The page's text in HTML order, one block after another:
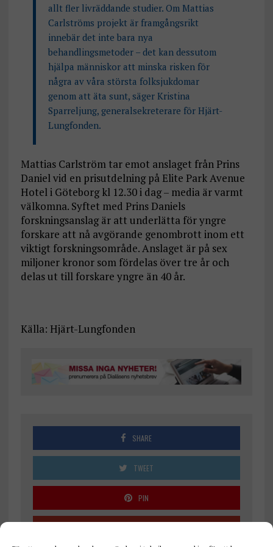
allt fler livräddande studier. Om Mattias
Carlströms projekt är framgångsrikt
innebär det inte bara nya
behandlingsmetoder – det kan dessutom
hjälpa människor att minska risken för
några av våra största folksjukdomar
genom att äta sunt, säger Kristina
Sparreljung, generalsekreterare för Hjärt-
Lungfonden.
Mattias Carlström tar emot anslaget från Prins
Daniel vid en prisutdelning på Elite Park Avenue
Hotel i Göteborg kl 12.30 i dag – media är varmt
välkomna. Syftet med Prins Daniels
forskningsanslag är att underlätta för yngre
forskare att nå avgörande genombrott inom ett
viktigt forskningsområde. Anslaget är på sex
miljoner kronor som fördelas över tre år och
delas ut till forskare yngre än 40 år.
Källa: Hjärt-Lungfonden
SHARE
TWEET
PIN